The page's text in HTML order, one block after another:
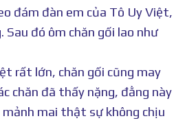
đám đàn em của Tô Uy Việt,
đó ôm chăn gối lao như
rất lớn, chăn gối cũng may
chăn đã thấy nặng, đằng này
mai thật sự không chịu